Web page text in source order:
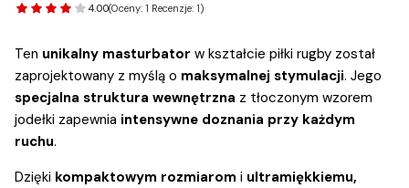
4.00(Oceny: 1 Recenzje: 1)
Ten unikalny masturbator w kształcie piłki rugby został
zaprojektowany z myślą o maksymalnej stymulacji. Jego
specjalna struktura wewnętrzna z tłoczonym wzorem
jodełki zapewnia intensywne doznania przy każdym
ruchu.
Dzięki kompaktowym rozmiarom i ultramiękkiemu,